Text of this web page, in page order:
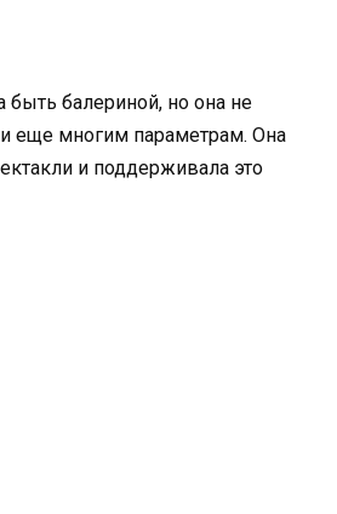
быть балериной, но она не
и еще многим параметрам. Она
и поддерживала это